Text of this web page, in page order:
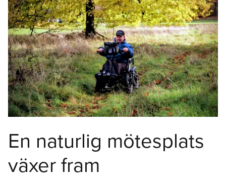
En naturlig mötesplats
växer fram